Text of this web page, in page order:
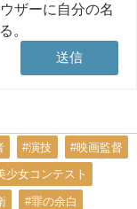
ザーに自分の名
。
#演技 #映画監督
少女コンテスト
#罪の余白